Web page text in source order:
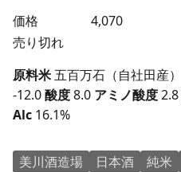
価格
4,070
売り切れ
原料米五百万石（自社田産）
-12.0酸度8.0 アミノ酸度2.8
Alc 16.1%
美川酒造場 日本酒 純米